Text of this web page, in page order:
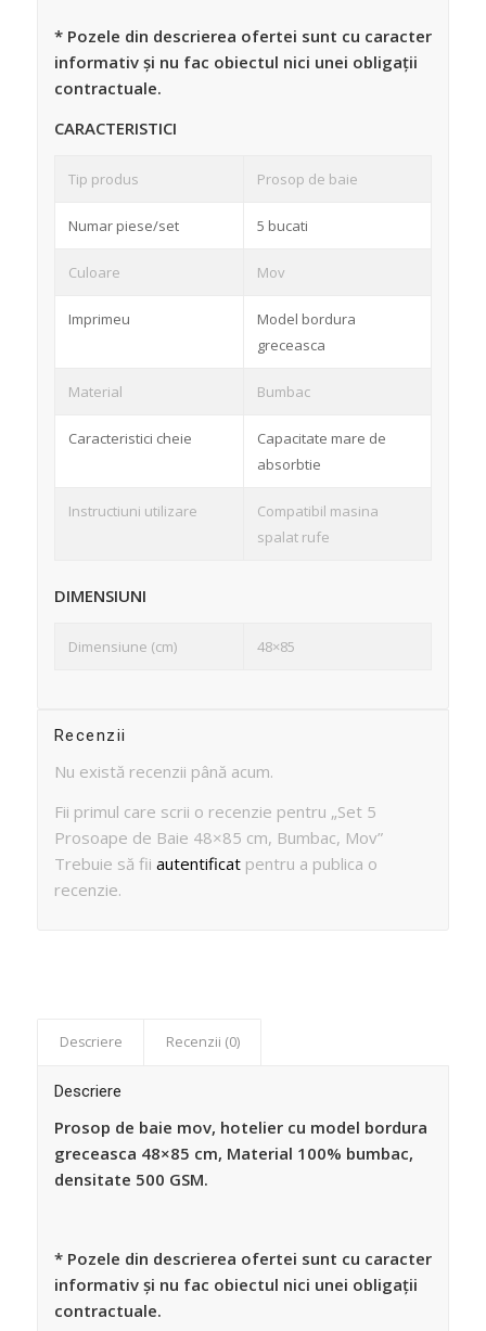
* Pozele din descrierea ofertei sunt cu caracter
informativ și nu fac obiectul nici unei obligații
contractuale.
CARACTERISTICI
Tip produs Prosop de baie
Numar piese/set 5 bucati
Culoare Mov
Imprimeu
Model bordura
greceasca
Material Bumbac
Caracteristici cheie
Capacitate mare de
absorbtie
Instructiuni utilizare
Compatibil masina
spalat rufe
DIMENSIUNI
Dimensiune (cm) 48×85
Recenzii
Nu există recenzii până acum.
Fii primul care scrii o recenzie pentru „Set 5
Prosoape de Baie 48×85 cm, Bumbac, Mov”
Trebuie să fii autentificatpentru a publica o
recenzie.
Descriere Recenzii (0)
Descriere
Prosop de baie mov, hotelier cu model bordura
greceasca 48×85 cm, Material 100% bumbac,
densitate 500 GSM.
* Pozele din descrierea ofertei sunt cu caracter
informativ și nu fac obiectul nici unei obligații
contractuale.